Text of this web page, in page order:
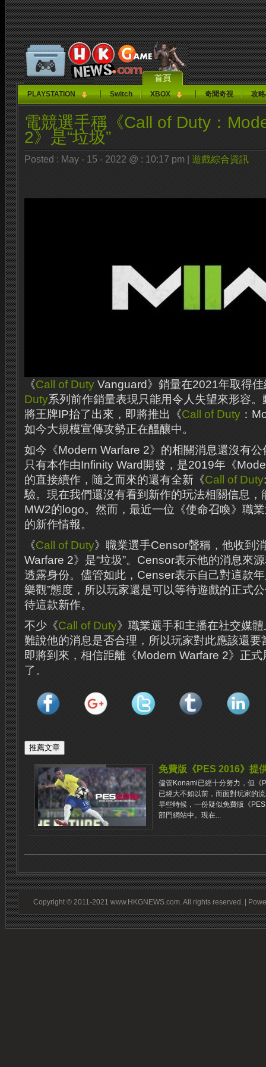
首頁
PLAYSTATION Switch XBOX 奇聞奇視 攻
電競選手稱《Call of Duty：
2》是“垃圾”
Posted : May - 15 - 2022 @ : 10:17 pm | 遊戲綜合資訊
《Call of Duty Vanguard》銷量在2021年取得
Duty系列前作銷量表現只能用令人失望來形容
將王牌IP抬了出來，即將推出《Call of Duty ：
如今大規模宣傳攻勢正在醞釀中。
如今《Modern Warfare 2》的相關消息還沒有
只有本作由Infinity Ward開發，是2019年《
的直接續作，隨之而來的還有全新《Call of Duty
驗。現在我們還沒有看到新作的玩法相關信息，
MW2的logo。然而，最近一位《使命召喚》職
的新作情報。
《Call of Duty》職業選手Censor聲稱，他收到
Warfare 2》是“垃圾”。Censor表示他的消息來
透露身份。儘管如此，Censer表示自己對這款
樂觀”態度，所以玩家還是可以等待遊戲的正式
待這款新作。
不少《Call of Duty》職業選手和主播在社交媒
難說他的消息是否合理，所以玩家對此應該還
即將到來，相信距離《Modern Warfare 2》正
了。
免費版《PES 2016》提
儘管Konami已經十分努力，但《
已經大不如以前，而面對玩家的
早些時候，一份疑似免費版《
部門網站中。現在...
Copyright © 2011-2021 www.HKGNEWS.com. All rights reserved. |